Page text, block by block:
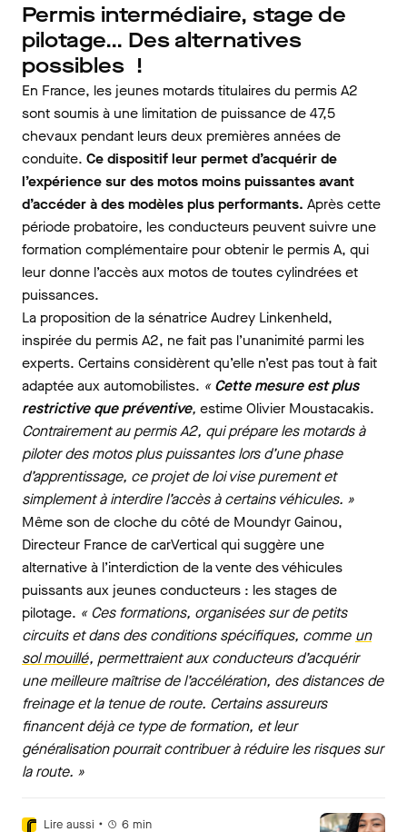
Permis intermédiaire, stage de
pilotage… Des alternatives
possibles !
En France, les jeunes motards titulaires du permis A2
sont soumis à une limitation de puissance de 47,5
chevaux pendant leurs deux premières années de
conduite. Ce dispositif leur permet d’acquérir de
l’expérience sur des motos moins puissantes avant
d’accéder à des modèles plus performants. Après cette
période probatoire, les conducteurs peuvent suivre une
formation complémentaire pour obtenir le permis A, qui
leur donne l’accès aux motos de toutes cylindrées et
puissances.
La proposition de la sénatrice Audrey Linkenheld,
inspirée du permis A2, ne fait pas l’unanimité parmi les
experts. Certains considèrent qu’elle n’est pas tout à fait
adaptée aux automobilistes. «Cette mesure est plus
restrictive que préventive, estime Olivier Moustacakis.
Contrairement au permis A2, qui prépare les motards à
piloter des motos plus puissantes lors d’une phase
d’apprentissage, ce projet de loi vise purement et
simplement à interdire l’accès à certains véhicules. »
Même son de cloche du côté de Moundyr Gainou,
Directeur France de carVertical qui suggère une
alternative à l’interdiction de la vente des véhicules
puissants aux jeunes conducteurs : les stages de
pilotage. « Ces formations, organisées sur de petits
circuits et dans des conditions spécifiques, comme un
sol mouillé, permettraient aux conducteurs d’acquérir
une meilleure maîtrise de l’accélération, des distances de
freinage et la tenue de route. Certains assureurs
financent déjà ce type de formation, et leur
généralisation pourrait contribuer à réduire les risques sur
la route. »
Lire aussi • 6 min